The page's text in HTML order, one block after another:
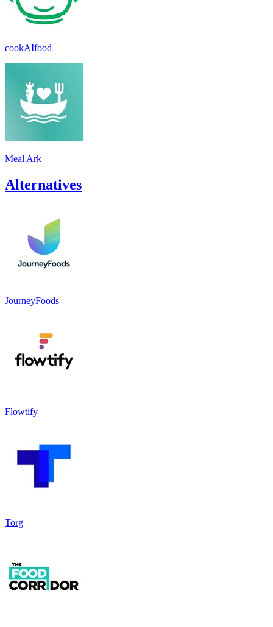
cookAIfood
Meal Ark
Alternatives
JourneyFoods
Flowtify
Torg